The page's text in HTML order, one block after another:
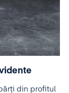
din profitul